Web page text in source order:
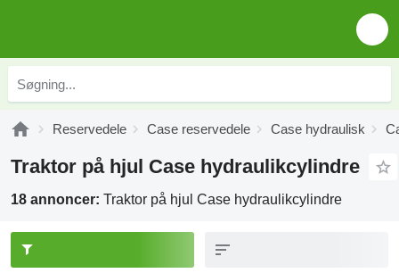
Reservedele Case reservedele Case hydraulisk
Traktor på hjul Case hydraulikcylindre
18 annoncer: Traktor på hjul Case hydraulikcylindre